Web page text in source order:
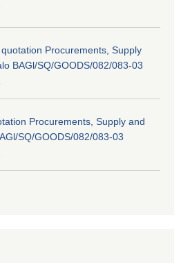
Procurements, Supply
BAGl/SQ/GOODS/082/083-03
Procurements, Supply and
SQ/GOODS/082/083-03